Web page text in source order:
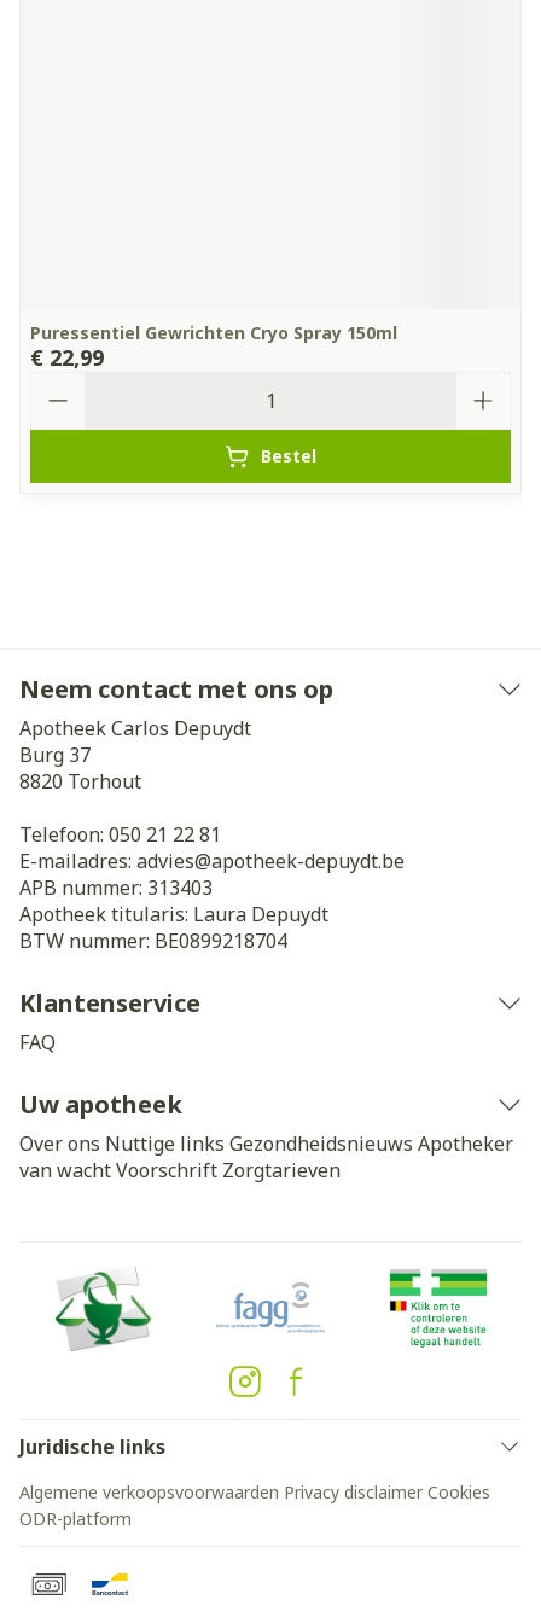
Puressentiel Gewrichten Cryo Spray 150ml
€ 22,99
Bestel
Neem contact met ons op
Apotheek Carlos Depuydt
Burg 37
8820 Torhout
Telefoon: 050 21 22 81
E-mailadres: advies@apotheek-depuydt.be
APB nummer: 313403
Apotheek titularis: Laura Depuydt
BTW nummer: BE0899218704
Klantenservice
FAQ
Uw apotheek
Over ons Nuttige links Gezondheidsnieuws Apotheker
van wachtVoorschrift Zorgtarieven
Juridische links
Algemene verkoopsvoorwaarden Privacy disclaimer Cookies
ODR-platform